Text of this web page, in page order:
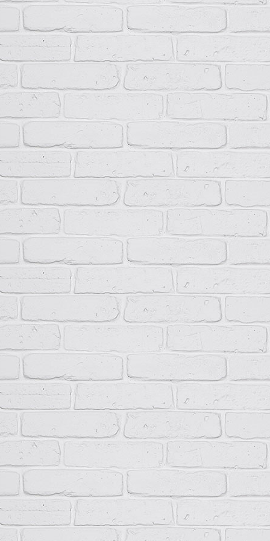
Группа условий эксплуатации в части воздействия
механических факторов внешней среды
М3
Окружающая среда
Рабочее положение
Глубина, мм
Вес, кг 5…150
Срок службы, лет
Формулировка заказа
При заказе ПР11 необходимо указать следующее:
Обозначение НКУ в соответствии с условным обозначением.
При необходимости следует указать технические
При необходимости указать климатическое исполнение и
Пример записи шкафа ПР11 при оформлении заказа
ПР11-3066-31У3 (6хC40А, 6хC32А, 3хВ16А, 9хС6А)
Низковольтное комплектное устройство серии ПР11 навесного
250 А и с 24 выводными однополюсными автоматическими
в шкафу с габаритами 1000х650х300 мм, степенью защиты IP31 и
Комплектность поставки
ПР11-ХХХХ-ХХХХ 1 шт.
Комплект ключей 1 компл.
Паспорт изделия
Комплект сертификатов (по запросу). 1 компл.